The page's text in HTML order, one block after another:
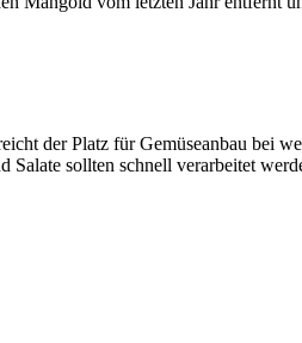
der Platz für Gemüseanbau bei
Salate sollten schnell verarbeitet